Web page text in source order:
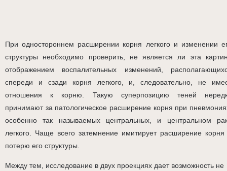
При одностороннем расширении корня легкого и изменении
структуры необходимо проверить, не является ли эта
отображением воспалительных изменений,
спереди и сзади корня легкого, и, следовательно, не
отношения к корню. Такую суперпозицию теней
принимают за патологическое расширение корня при
особенно так называемых центральных, и центральном
легкого. Чаще всего затемнение имитирует расширение
потерю его структуры.
Между тем, исследование в двух проекциях дает возможность не